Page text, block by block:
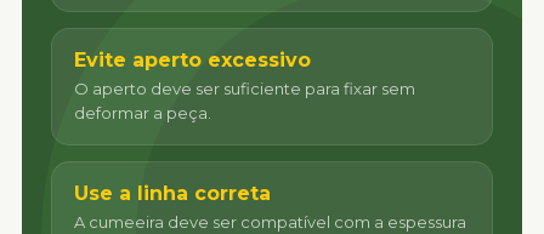
Evite aperto excessivo
O aperto deve ser suficiente para fixar sem
deformar a peça.
Use a linha correta
A cumeeira deve ser compatível com a espessura